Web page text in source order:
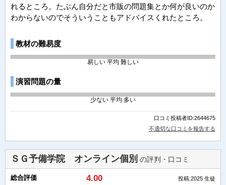
れるところ。たぶん自分だと市販の問題集とか何が良いのか
わからないのでそういうこともアドバイスくれたところ。
教材の難易度
易しい 平均 難しい
演習問題の量
少ない 平均 多い
口コミ投稿者ID:2644675
不適切な口コミを報告する
ＳＧ予備学院 オンライン個別 の評判・口コミ
総合評価 4.00 投稿:2025 生徒